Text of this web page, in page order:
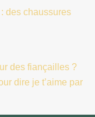
des chaussures
des fiançailles ?
dire je t’aime par